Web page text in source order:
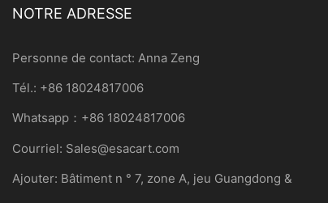
NOTRE ADRESSE
Personne de contact: Anna Zeng
Tél.: +86 18024817006
Whatsapp：+86 18024817006
Courriel: Sales@esacart.com
Ajouter: Bâtiment n ° 7, zone A, jeu Guangdong &